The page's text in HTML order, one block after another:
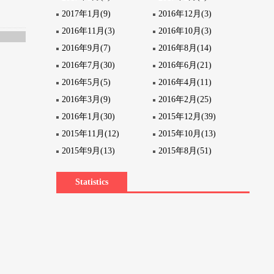
2017年1月(9)
2016年12月(3)
2016年11月(3)
2016年10月(3)
2016年9月(7)
2016年8月(14)
2016年7月(30)
2016年6月(21)
2016年5月(5)
2016年4月(11)
2016年3月(9)
2016年2月(25)
2016年1月(30)
2015年12月(39)
2015年11月(12)
2015年10月(13)
2015年9月(13)
2015年8月(51)
Statistics